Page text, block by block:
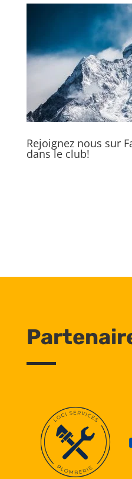
Rejoignez nous sur
dans le club!